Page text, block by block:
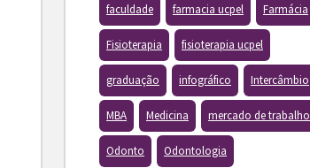
faculdade farmacia ucpel Farmácia
Fisioterapia fisioterapia ucpel
graduação infográfico Intercâmbio
MBA Medicina mercado de trabalho
Odonto Odontologia